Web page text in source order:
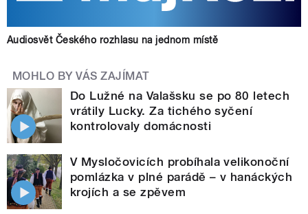
Audiosvět Českého rozhlasu na jednom místě
MOHLO BY VÁS ZAJÍMAT
Do Lužné na Valašsku se po 80 letech
vrátily Lucky. Za tichého syčení
kontrolovaly domácnosti
V Mysločovicích probíhala velikonoční
pomlázka v plné parádě – v hanáckých
krojích a se zpěvem